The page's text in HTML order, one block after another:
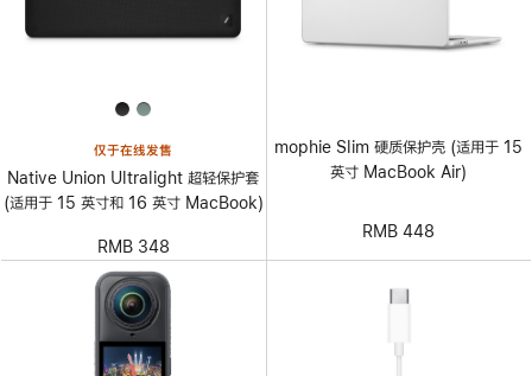
仅于在线发售
Native Union Ultralight 超轻保护套
(适用于 15 英寸和 16 英寸 MacBook)
RMB 348
mophie Slim 硬质保护壳 (适用于 15
英寸 MacBook Air)
RMB 448